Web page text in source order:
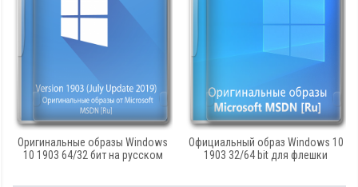
Оригинальные образы Windows
10 1903 64/32 бит на русском
Официальный образ Windows 10
1903 32/64 bit для флешки